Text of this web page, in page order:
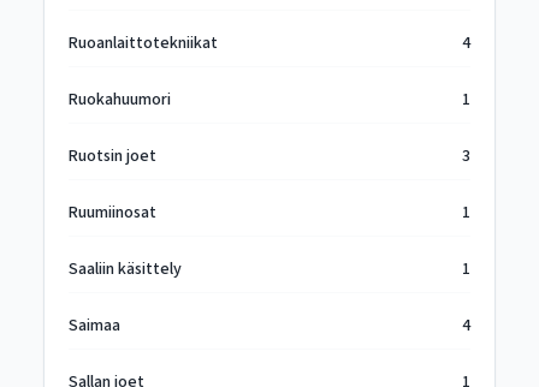
Ruoanlaittotekniikat 4
Ruokahuumori 1
Ruotsin joet 3
Ruumiinosat 1
Saaliin käsittely 1
Saimaa 4
Sallan joet 1